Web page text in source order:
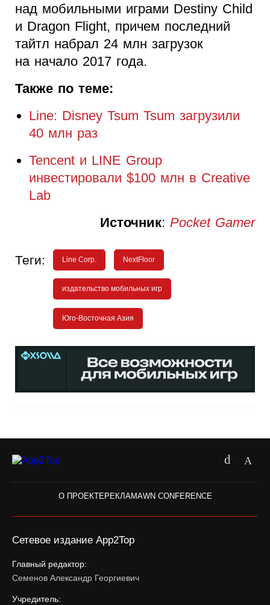
над мобильными играми Destiny Child
и Dragon Flight, причем последний
тайтл набрал 24 млн загрузок
на начало 2017 года.
Также по теме:
Line: Disney Tsum Tsum загрузили
40 млн раз
Tencent и LINE Group
инвестировали $100 млн в Creative
Lab
Источник: Pocket Gamer
Теги: Line Corp. NextFloor
издательство мобильных игр
Юго-Восточная Азия
О ПРОЕКТЕРЕКЛАМАWN CONFERENCE
Сетевое издание App2Top
Главный редактор:
Семенов Александр Георгиевич
Учредитель: